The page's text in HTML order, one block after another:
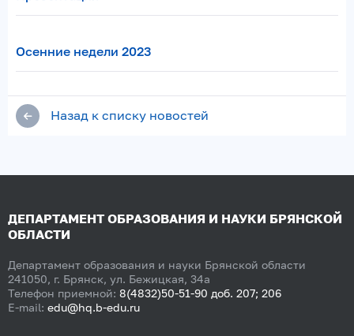
Осенние недели 2023
Назад к списку новостей
ДЕПАРТАМЕНТ ОБРАЗОВАНИЯ И НАУКИ БРЯНСКОЙ
ОБЛАСТИ
Департамент образования и науки Брянской области
241050, г. Брянск, ул. Бежицкая, 34а
Телефон приемной: 8(4832)50-51-90 доб. 207; 206
E-mail: edu@hq.b-edu.ru